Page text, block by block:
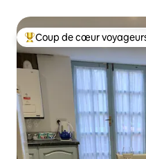
Coup de cœur voyageurs
Coup de cœur